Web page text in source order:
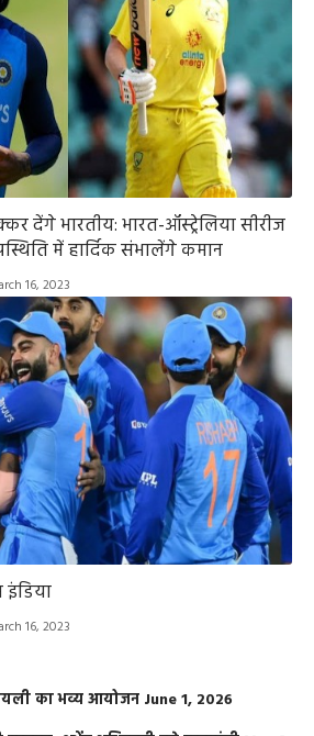
देंगे भारतीय: भारत-ऑस्ट्रेलिया सीरीज
में हार्दिक संभालेंगे कमान
16, 2023
16, 2023
का भव्य आयोजन June 1, 2026